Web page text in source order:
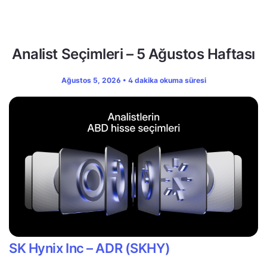
Analist Seçimleri – 5 Ağustos Haftası
Ağustos 5, 2026 • 4 dakika okuma süresi
SK Hynix Inc – ADR (SKHY)